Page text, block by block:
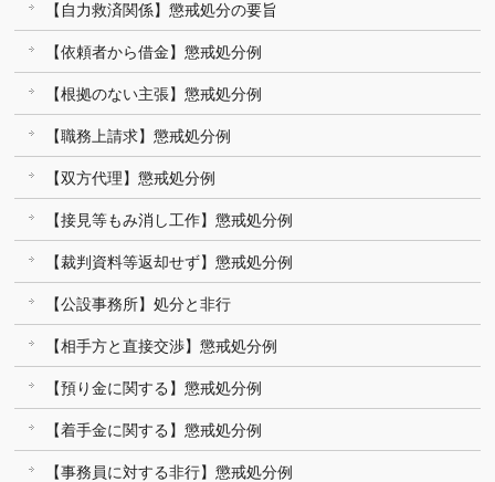
【自力救済関係】懲戒処分の要旨
【依頼者から借金】懲戒処分例
【根拠のない主張】懲戒処分例
【職務上請求】懲戒処分例
【双方代理】懲戒処分例
【接見等もみ消し工作】懲戒処分例
【裁判資料等返却せず】懲戒処分例
【公設事務所】処分と非行
【相手方と直接交渉】懲戒処分例
【預り金に関する】懲戒処分例
【着手金に関する】懲戒処分例
【事務員に対する非行】懲戒処分例